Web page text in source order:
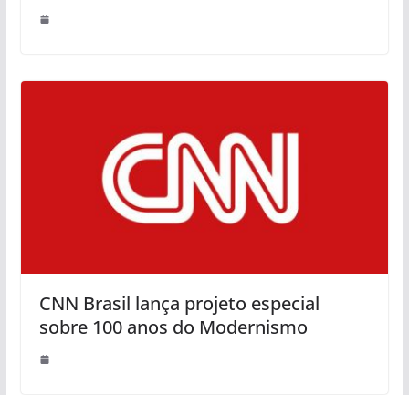
CNN Brasil lança projeto especial
sobre 100 anos do Modernismo